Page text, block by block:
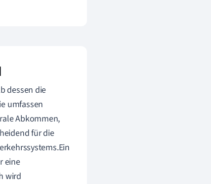
dessen die
umfassen
Abkommen,
für die
eine
wird